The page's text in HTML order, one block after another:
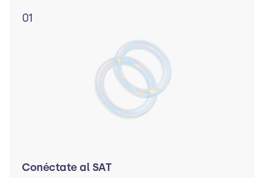
01
Conéctate al SAT